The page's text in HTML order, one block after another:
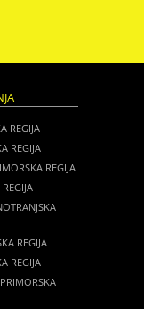
REGIJA
REGIJA
REGIJA
REGIJA
REGIJA